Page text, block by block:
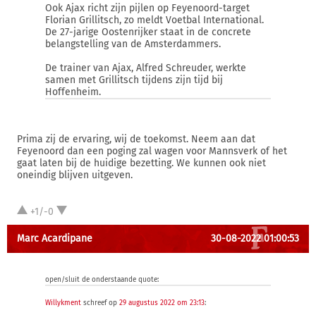
Ook Ajax richt zijn pijlen op Feyenoord-target
Florian Grillitsch, zo meldt Voetbal International.
De 27-jarige Oostenrijker staat in de concrete
belangstelling van de Amsterdammers.
De trainer van Ajax, Alfred Schreuder, werkte
samen met Grillitsch tijdens zijn tijd bij
Hoffenheim.
Prima zij de ervaring, wij de toekomst. Neem aan dat
Feyenoord dan een poging zal wagen voor Mannsverk of het
gaat laten bij de huidige bezetting. We kunnen ook niet
oneindig blijven uitgeven.
+1/-0
Marc Acardipane 30-08-2022 01:00:53
open/sluit de onderstaande quote:
Willykment schreef op 29 augustus 2022 om 23:13: